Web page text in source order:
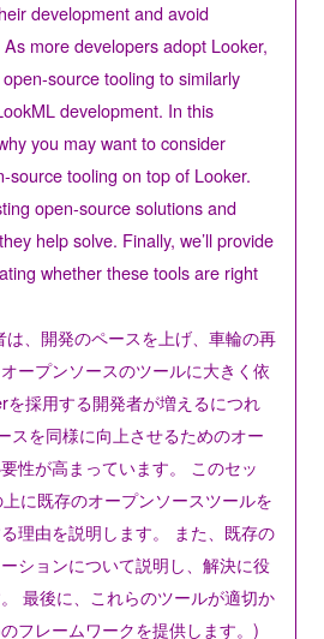
development and avoid
more developers adopt Looker,
source tooling to similarly
development. In this
you may want to consider
source tooling on top of Looker.
open-source solutions and
help solve. Finally, we’ll provide
whether these tools are right
、開発のペースを上げ、車輪の再
ープンソースのツールに大きく依
採用する開発者が増えるにつれ
スを同様に向上させるためのオー
性が高まっています。 このセッ
に既存のオープンソースツールを
理由を説明します。 また、既存の
ションについて説明し、解決に役
最後に、これらのツールが適切か
フレームワークを提供します。)